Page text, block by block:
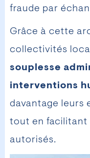
fraude par
Grâce à cette
collectivités
souplesse
interventions
davantage leurs
tout en facilitant
autorisés.